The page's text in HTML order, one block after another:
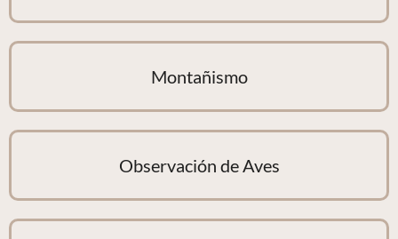
Montañismo
Observación de Aves